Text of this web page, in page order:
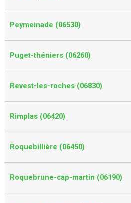
Peymeinade (06530)
Puget-théniers (06260)
Revest-les-roches (06830)
Rimplas (06420)
Roquebillière (06450)
Roquebrune-cap-martin (06190)